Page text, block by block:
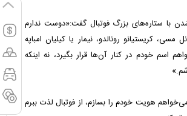
با ستاره‌های بزرگ فوتبال گفت:«دوست ندارم
کریستیانو رونالدو، نیمار یا کیلیان امباپه
اسم خودم در کنار آن‌ها قرار بگیرد، نه اینکه
هویت خودم را بسازم، از فوتبال لذت ببرم